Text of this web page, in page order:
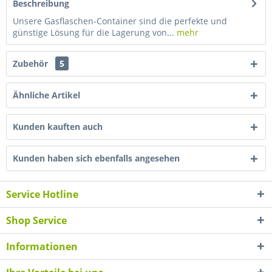
Beschreibung
Unsere Gasflaschen-Container sind die perfekte und
günstige Lösung für die Lagerung von... mehr
Zubehör 5
Ähnliche Artikel
Kunden kauften auch
Kunden haben sich ebenfalls angesehen
Service Hotline
Shop Service
Informationen